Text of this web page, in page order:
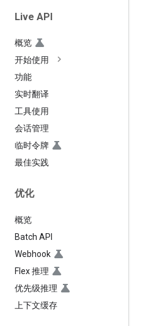
Live API
概览
开始使用
功能
实时翻译
工具使用
会话管理
临时令牌
最佳实践
优化
概览
Batch API
Webhook
Flex 推理
优先级推理
上下文缓存